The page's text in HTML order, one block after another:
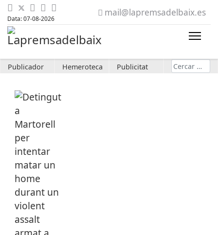
Data: 07-08-2026
mail@lapremsadelbaix.es
Publicador Hemeroteca Publicitat Cerca